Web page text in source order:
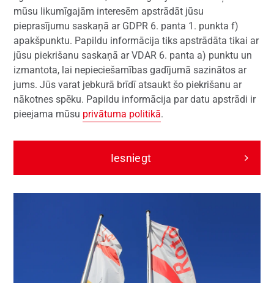
mūsu likumīgajām interesēm apstrādāt jūsu
pieprasījumu saskaņā ar GDPR 6. panta 1. punkta f)
apakšpunktu. Papildu informācija tiks apstrādāta tikai ar
jūsu piekrišanu saskaņā ar VDAR 6. panta a) punktu un
izmantota, lai nepieciešamības gadījumā sazinātos ar
jums. Jūs varat jebkurā brīdī atsaukt šo piekrišanu ar
nākotnes spēku. Papildu informācija par datu apstrādi ir
pieejama mūsu privātuma politikā.
Iesniegt